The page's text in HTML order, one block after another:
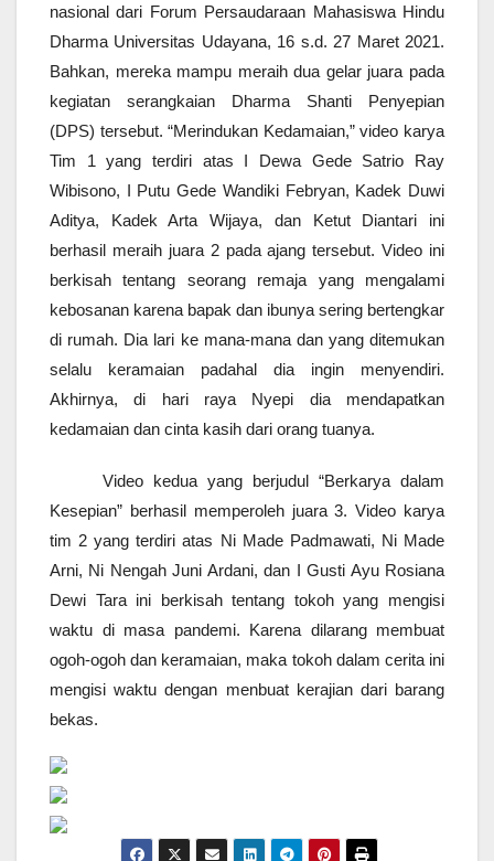
nasional dari Forum Persaudaraan Mahasiswa Hindu
Dharma Universitas Udayana, 16 s.d. 27 Maret 2021.
Bahkan, mereka mampu meraih dua gelar juara pada
kegiatan serangkaian Dharma Shanti Penyepian
(DPS) tersebut.“Merindukan Kedamaian,” video karya
Tim 1 yang terdiri atas I Dewa Gede Satrio Ray
Wibisono, I Putu Gede Wandiki Febryan, Kadek Duwi
Aditya, Kadek Arta Wijaya, dan Ketut Diantari ini
berhasil meraih juara 2 pada ajang tersebut. Video ini
berkisah tentang seorang remaja yang mengalami
kebosanan karena bapak dan ibunya sering bertengkar
di rumah. Dia lari ke mana-mana dan yang ditemukan
selalu keramaian padahal dia ingin menyendiri.
Akhirnya, di hari raya Nyepi dia mendapatkan
kedamaian dan cinta kasih dari orang tuanya.
Video kedua yang berjudul “Berkarya dalam
Kesepian” berhasil memperoleh juara 3. Video karya
tim 2 yang terdiri atas Ni Made Padmawati, Ni Made
Arni, Ni Nengah Juni Ardani, dan I Gusti Ayu Rosiana
Dewi Tara ini berkisah tentang tokoh yang mengisi
waktu di masa pandemi. Karena dilarang membuat
ogoh-ogoh dan keramaian, maka tokoh dalam cerita ini
mengisi waktu dengan menbuat kerajian dari barang
bekas.